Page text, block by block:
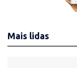
Mais lidas